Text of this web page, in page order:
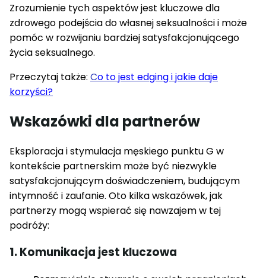
Zrozumienie tych aspektów jest kluczowe dla
zdrowego podejścia do własnej seksualności i może
pomóc w rozwijaniu bardziej satysfakcjonującego
życia seksualnego.
Przeczytaj także: Co to jest edging i jakie daje
korzyści?
Wskazówki dla partnerów
Eksploracja i stymulacja męskiego punktu G w
kontekście partnerskim może być niezwykle
satysfakcjonującym doświadczeniem, budującym
intymność i zaufanie. Oto kilka wskazówek, jak
partnerzy mogą wspierać się nawzajem w tej
podróży:
1. Komunikacja jest kluczowa